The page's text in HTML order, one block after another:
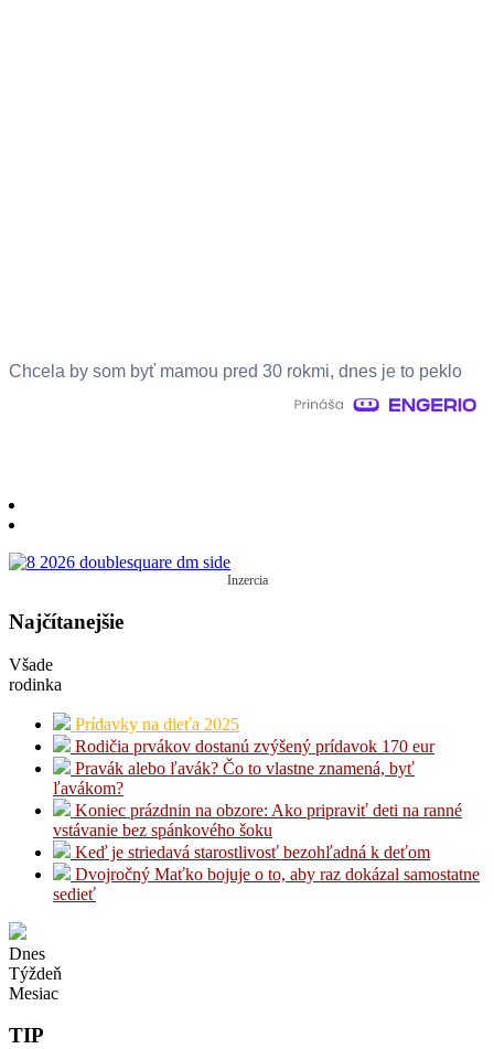
Chcela by som byť mamou pred 30 rokmi, dnes je to peklo
Inzercia
Najčítanejšie
Všade
rodinka
Prídavky na dieťa 2025
Rodičia prvákov dostanú zvýšený prídavok 170 eur
Pravák alebo ľavák? Čo to vlastne znamená, byť
ľavákom?
Koniec prázdnin na obzore: Ako pripraviť deti na ranné
vstávanie bez spánkového šoku
Keď je striedavá starostlivosť bezohľadná k deťom
Dvojročný Maťko bojuje o to, aby raz dokázal samostatne
sedieť
Dnes
Týždeň
Mesiac
TIP